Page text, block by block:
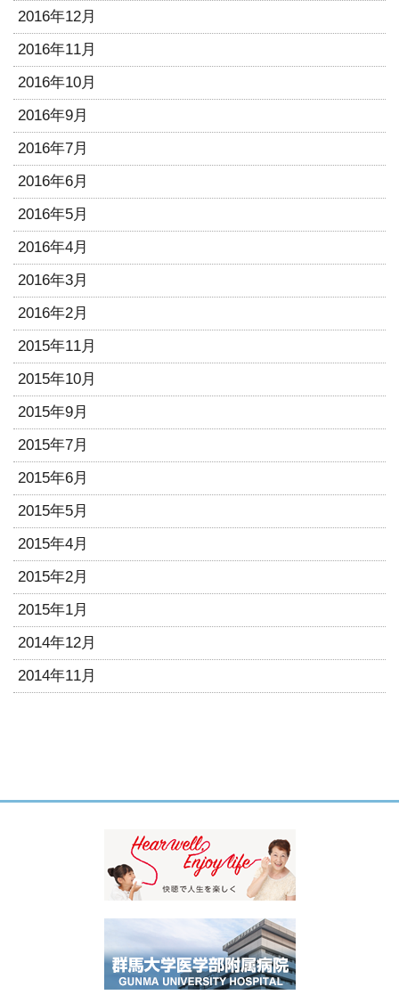
2016年12月
2016年11月
2016年10月
2016年9月
2016年7月
2016年6月
2016年5月
2016年4月
2016年3月
2016年2月
2015年11月
2015年10月
2015年9月
2015年7月
2015年6月
2015年5月
2015年4月
2015年2月
2015年1月
2014年12月
2014年11月